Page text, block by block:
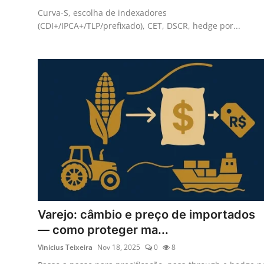
Curva-S, escolha de indexadores
(CDI+/IPCA+/TLP/prefixado), CET, DSCR, hedge por...
Varejo: câmbio e preço de importados
— como proteger ma...
Vinicius Teixeira Nov 18, 2025 0 8